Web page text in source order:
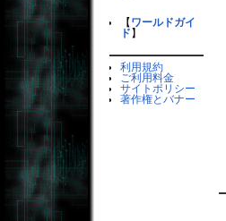
【ワールドガイ
ド】
利用規約
ご利用料金
サイトポリシー
著作権とバナー